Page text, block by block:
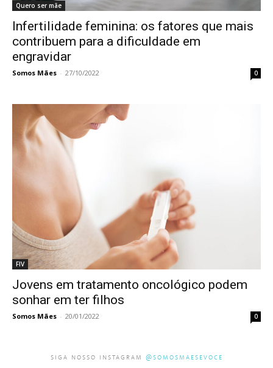
Quero ser mãe
Infertilidade feminina: os fatores que mais
contribuem para a dificuldade em
engravidar
Somos Mães - 27/10/2022 0
FIV
Jovens em tratamento oncológico podem
sonhar em ter filhos
Somos Mães - 20/01/2022 0
SIGA NOSSO INSTAGRAM @SOMOSMAESEVOCE